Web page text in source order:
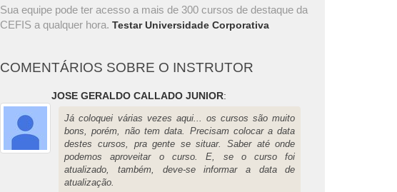
Sua equipe pode ter acesso a mais de 300 cursos de destaque da
CEFIS a qualquer hora.Testar Universidade Corporativa
COMENTÁRIOS SOBRE O INSTRUTOR
JOSE GERALDO CALLADO JUNIOR:
Já coloquei várias vezes aqui... os cursos são muito
bons, porém, não tem data. Precisam colocar a data
destes cursos, pra gente se situar. Saber até onde
podemos aproveitar o curso. E, se o curso foi
atualizado, também, deve-se informar a data de
atualização.